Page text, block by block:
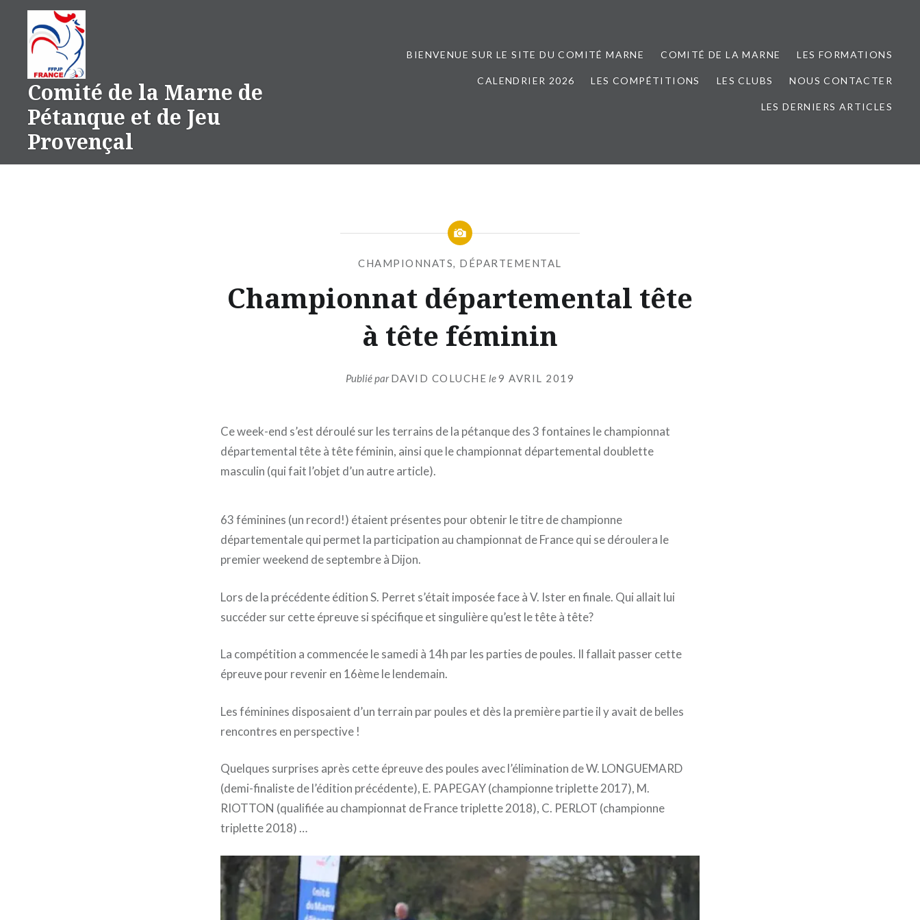
contenu
Comité de la Marne de
Pétanque et de Jeu
Provençal
BIENVENUE SUR LE SITE DU COMITÉ MARNE COMITÉ DE LA MARNE LES FORMATIONS
CALENDRIER 2026 LES COMPÉTITIONS LES CLUBS NOUS CONTACTER
LES DERNIERS ARTICLES
CHAMPIONNATS, DÉPARTEMENTAL
Championnat départemental tête
à tête féminin
Publié parDAVID COLUCHE le9 AVRIL 2019
Ce week-end s’est déroulé sur les terrains de la pétanque des 3 fontaines le championnat
départemental tête à tête féminin, ainsi que le championnat départemental doublette
masculin (qui fait l’objet d’un autre article).
63 féminines (un record!) étaient présentes pour obtenir le titre de championne
départementale qui permet la participation au championnat de France qui se déroulera le
premier weekend de septembre à Dijon.
Lors de la précédente édition S. Perret s’était imposée face à V. Ister en finale. Qui allait lui
succéder sur cette épreuve si spécifique et singulière qu’est le tête à tête?
La compétition a commencée le samedi à 14h par les parties de poules. Il fallait passer cette
épreuve pour revenir en 16ème le lendemain.
Les féminines disposaient d’un terrain par poules et dès la première partie il y avait de belles
rencontres en perspective !
Quelques surprises après cette épreuve des poules avec l’élimination de W. LONGUEMARD
(demi-finaliste de l’édition précédente), E. PAPEGAY (championne triplette 2017), M.
RIOTTON (qualifiée au championnat de France triplette 2018), C. PERLOT (championne
triplette 2018) …